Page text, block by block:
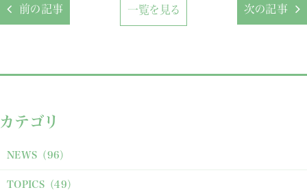
前の記事 一覧を見る 次の記事
カテゴリ
NEWS （96）
TOPICS（49）